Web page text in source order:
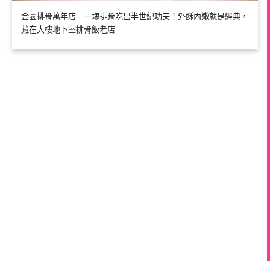
金園排骨萬年店｜一塊排骨吃出半世紀功夫！外酥內嫩就是經典，
藏在大樓地下室排骨飯老店